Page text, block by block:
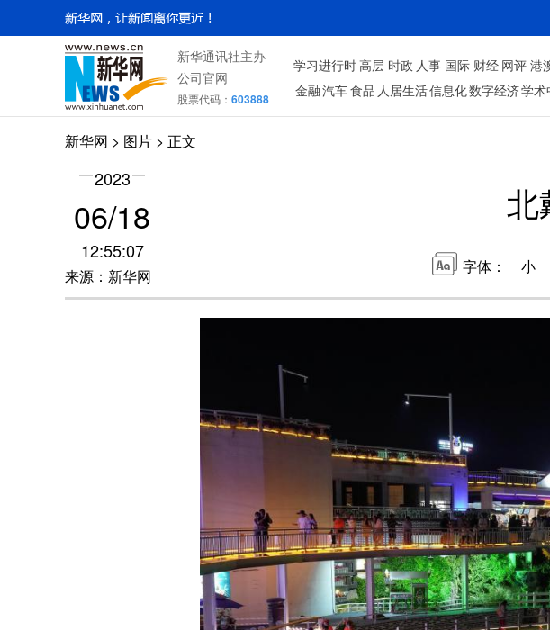
新华通讯社主办
公司官网
股票代码： 603888
学习进行时高层 时政 人事 国际 财经 网评 港
金融汽车食品 人居生活信息化数字经济学术
新华网 > 图片 > 正文
2023
06/18
12:55:07
来源：新华网
北
字体： 小